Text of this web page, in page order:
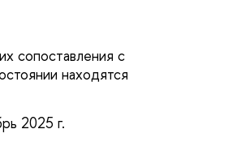
сопоставления с
находятся
2025 г.